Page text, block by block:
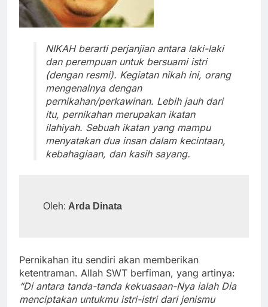
NIKAH berarti perjanjian antara laki-laki
dan perempuan untuk bersuami istri
(dengan resmi). Kegiatan nikah ini, orang
mengenalnya dengan
pernikahan/perkawinan. Lebih jauh dari
itu, pernikahan merupakan ikatan
ilahiyah. Sebuah ikatan yang mampu
menyatakan dua insan dalam kecintaan,
kebahagiaan, dan kasih sayang.
Oleh: Arda Dinata
Pernikahan itu sendiri akan memberikan
ketentraman. Allah SWT berfiman, yang artinya:
“Di antara tanda-tanda kekuasaan-Nya ialah Dia
menciptakan untukmu istri-istri dari jenismu